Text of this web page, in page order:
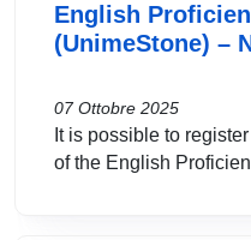
English
(UnimeStone) –
07 Ottobre 2025
It is possible to
of the English